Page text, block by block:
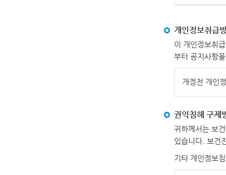
개인정보취급
이 개인정보취
부터 공지사항
개정전 개인
권익침해 구제
귀하께서는 보
있습니다. 보건
기타 개인정보